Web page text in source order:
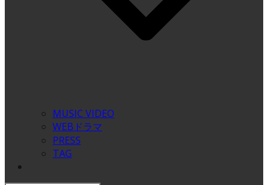
MUSIC VIDEO
WEBドラマ
PRESS
TAG